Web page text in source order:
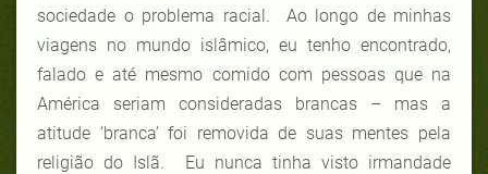
sociedade o problema racial. Ao longo de minhas
viagens no mundo islâmico, eu tenho encontrado,
falado e até mesmo comido com pessoas que na
América seriam consideradas brancas – mas a
atitude ‘branca’ foi removida de suas mentes pela
religião do Islã. Eu nunca tinha visto irmandade